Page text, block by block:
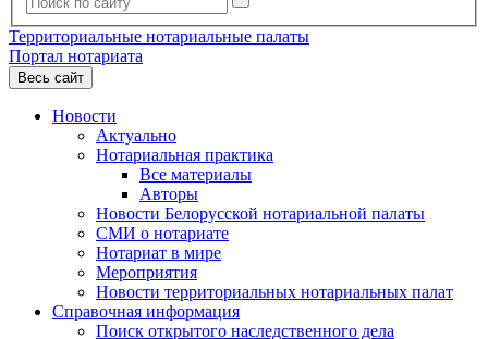
Территориальные нотариальные палаты
Портал нотариата
Весь сайт
Новости
Актуально
Нотариальная практика
Все материалы
Авторы
Новости Белорусской нотариальной палаты
СМИ о нотариате
Нотариат в мире
Мероприятия
Новости территориальных нотариальных палат
Справочная информация
Поиск открытого наследственного дела